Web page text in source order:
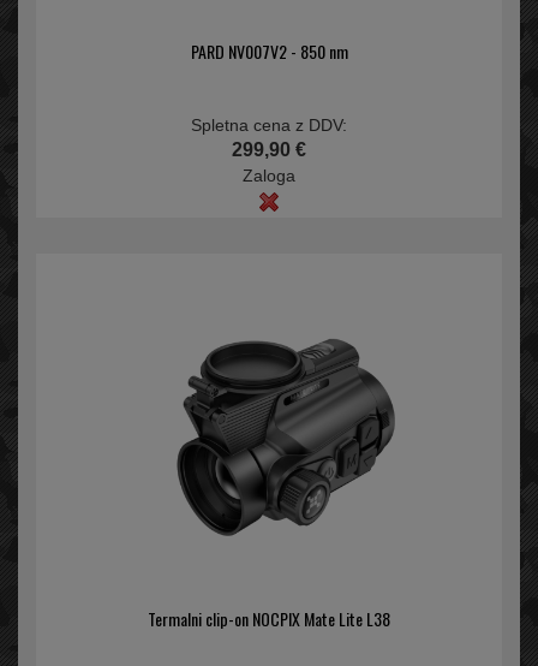
PARD NV007V2 - 850 nm
Spletna cena z DDV:
299,90 €
Zaloga
Termalni clip-on NOCPIX Mate Lite L38